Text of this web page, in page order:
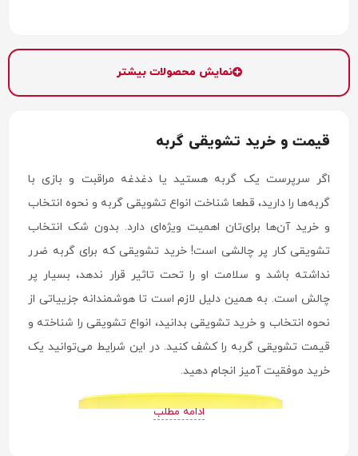
نمایش محصولات بیشتر
قیمت و خرید تشویقی گربه
اگر سرپرست یک گربه هستید یا دغدغه مراقبت و بازی با
گربه‌ها را دارید، قطعا شناخت انواع تشویقی گربه و نحوه انتخاب
و خرید آن‌ها برای‌تان اهمیت ویژه‌ای دارد. بدون شک انتخاب
تشویقی کار پر چالشی است! خرید تشویقی که برای گربه ضرر
نداشته باشد و سلامت او را تحت تاثیر قرار ندهد، بسیار پر
چالش است. به همین دلیل لازم است تا هوشمندانه جزییاتی از
نحوه انتخاب و خرید تشویقی بدانید، انواع تشویقی را شناخته و
قیمت تشویقی گربه را کشف کنید. در این شرایط می‌توانید یک
خرید موفقیت آمیز انجام دهید.
ادامه مطلب